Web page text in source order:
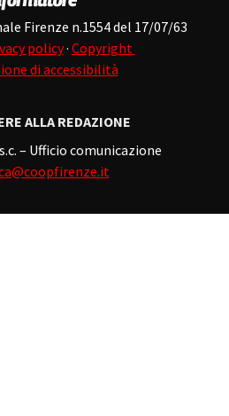
Firenze n.1554 del 17/07/63
policy· Copyright
di accessibilità
ALLA REDAZIONE
– Ufficio comunicazione